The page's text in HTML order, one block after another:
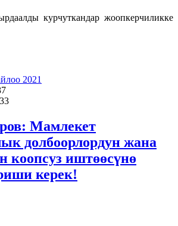
курчуткандар жоопкерчиликке
2021
Мамлекет
долбоорлордун жана
коопсуз иштөөсүнө
керек!